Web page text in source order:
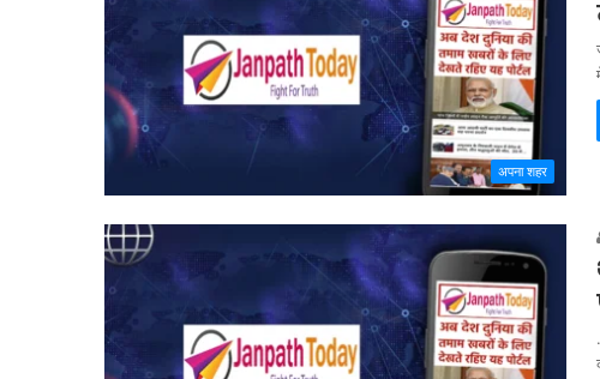
अपना शहर